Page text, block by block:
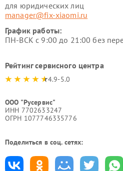
для юридических лиц
manager@fix-xiaomi.ru
График работы:
ПН-ВСК с 9:00 до 21:00 без
Рейтинг сервисного центра
4.9-5.0
ООО "Русервис"
ИНН 7702633247
ОГРН 1077746335776
Поделиться в соц. сетях: